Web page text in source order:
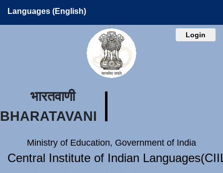
Languages (English)
Login
भारतवाणी
BHARATAVANI
Ministry of Education, Government of India
Central Institute of Indian